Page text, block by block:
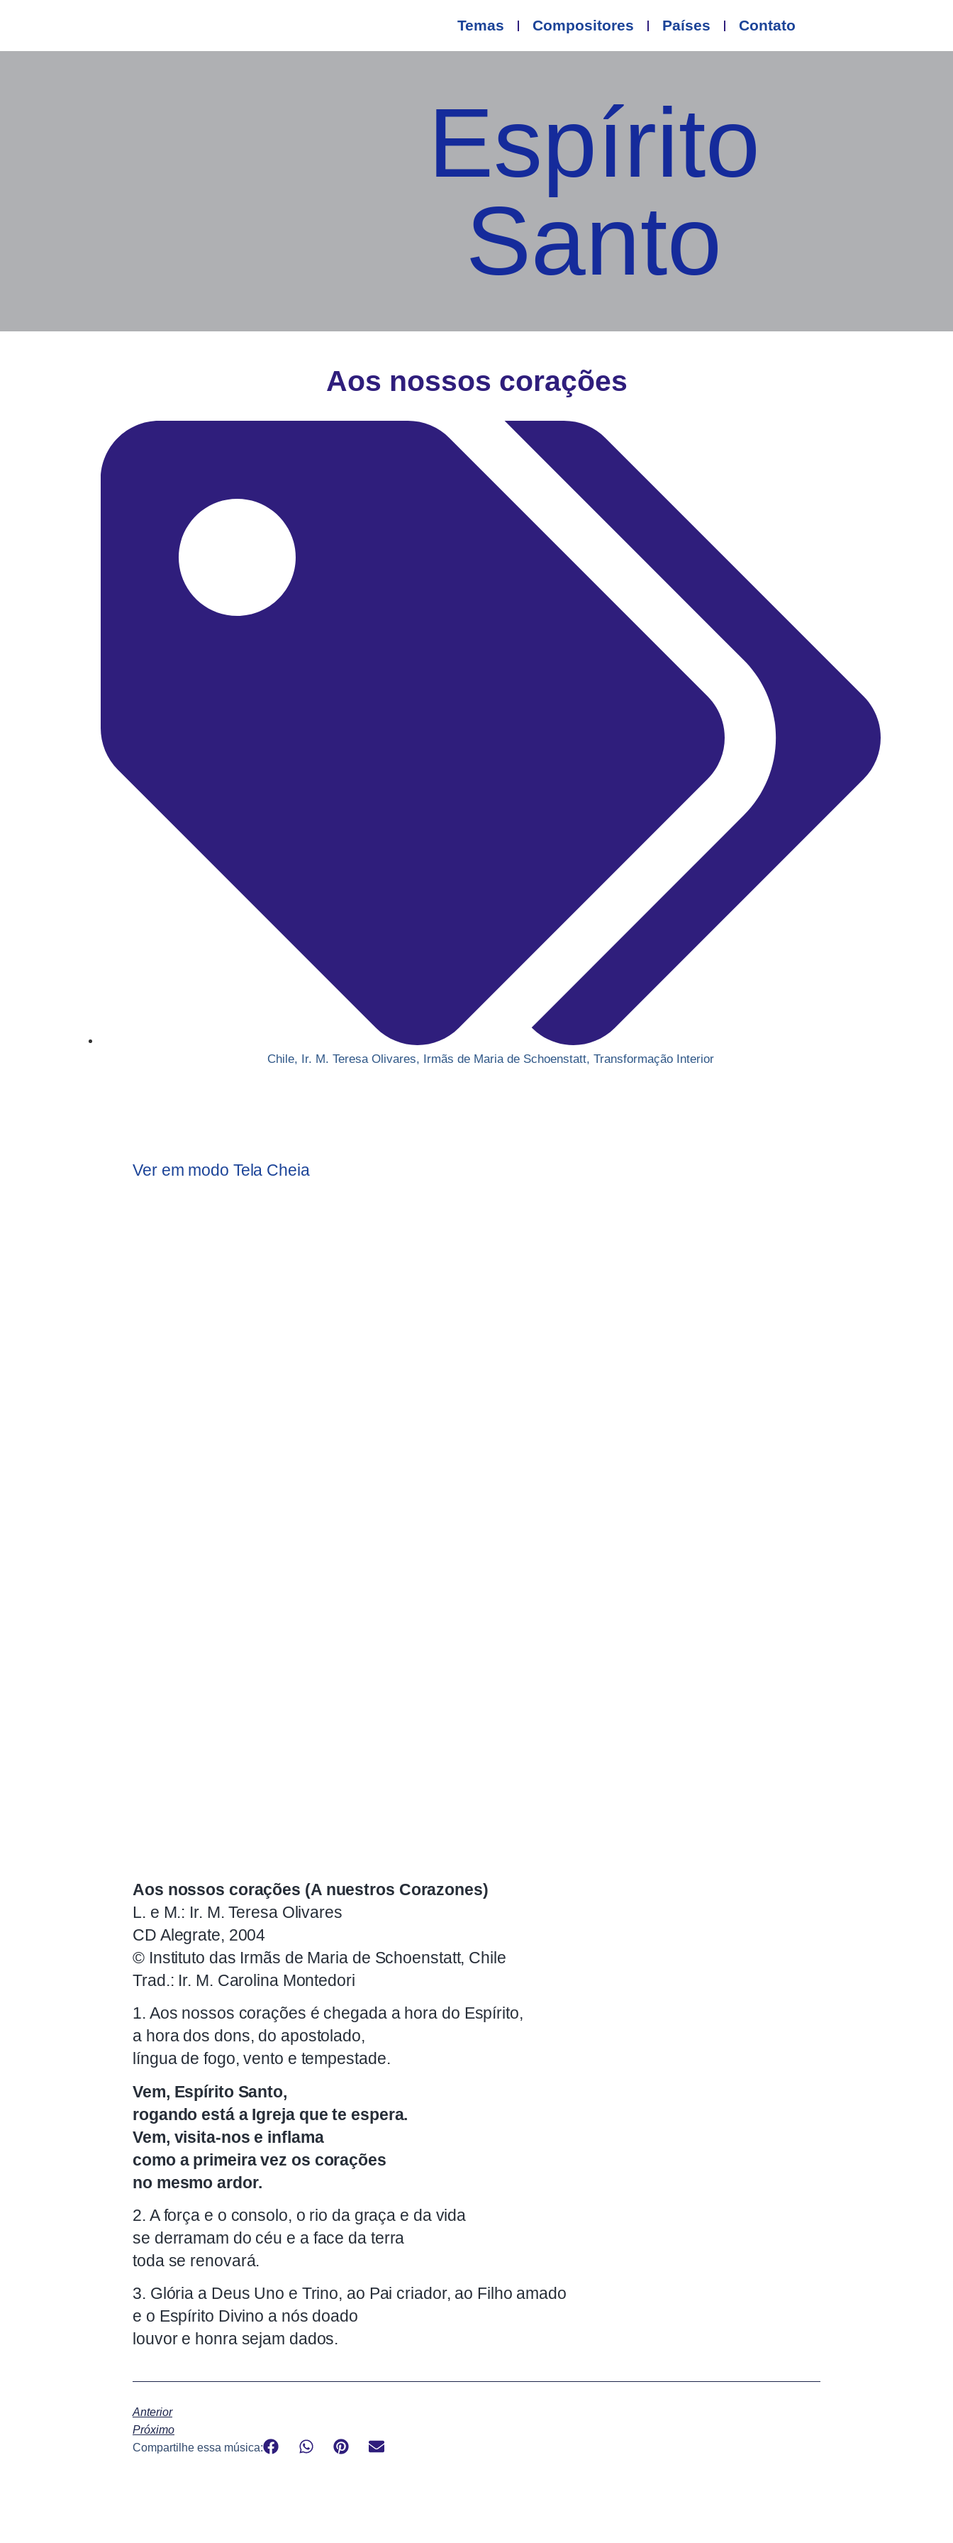
Temas Compositores Países Contato
Espírito
Santo
Aos nossos corações
Chile, Ir. M. Teresa Olivares, Irmãs de Maria de Schoenstatt, Transformação Interior
Ver em modo Tela Cheia
Aos nossos corações (A nuestros Corazones)
L. e M.: Ir. M. Teresa Olivares
CD Alegrate, 2004
© Instituto das Irmãs de Maria de Schoenstatt, Chile
Trad.: Ir. M. Carolina Montedori
1. Aos nossos corações é chegada a hora do Espírito,
a hora dos dons, do apostolado,
língua de fogo, vento e tempestade.
Vem, Espírito Santo,
rogando está a Igreja que te espera.
Vem, visita-nos e inflama
como a primeira vez os corações
no mesmo ardor.
2. A força e o consolo, o rio da graça e da vida
se derramam do céu e a face da terra
toda se renovará.
3. Glória a Deus Uno e Trino, ao Pai criador, ao Filho amado
e o Espírito Divino a nós doado
louvor e honra sejam dados.
Anterior
Próximo
Compartilhe essa música: